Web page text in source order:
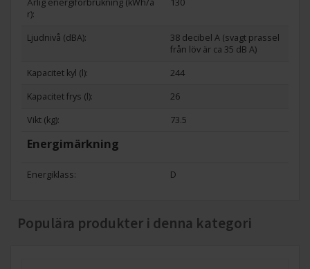
r):
Ljudnivå (dBA):
38 decibel A (svagt prassel
från löv är ca 35 dB A)
Kapacitet kyl (l):
244
Kapacitet frys (l):
26
Vikt (kg):
73.5
Energimärkning
Energiklass: D
Populära produkter i denna kategori